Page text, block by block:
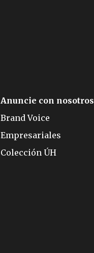
Anuncie con nosotros
Brand Voice
Empresariales
Colección ÚH